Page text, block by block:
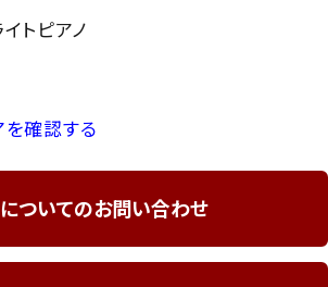
トピアノ
確認する
ついてのお問い合わせ